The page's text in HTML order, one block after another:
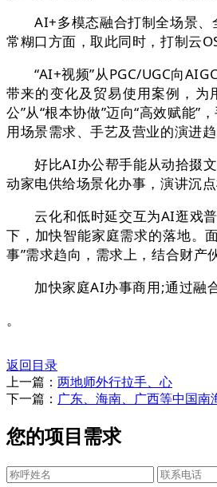
AI+多模态融合打制全场景、全
常糊口方面，取此同时，打制云
“AI+视频”从PGC/UGC向
带来的变化及贸易使用案例，为
公”从“根本协做”迈向“高效赋能
用场景需求、手艺及营业的演进趋
好比AI办公帮手能从动拾掇文
动家电供给场景化办事，演讲沉
云化和低时延交互为AI逛戏普
下，加快智能家庭需求的落地。
事”需求趋向，需求上，结合财产
加快家庭AI办事商用;通过融合
。
返回目录
上一篇： 两地师外行拉手、心
下一篇： 广东、海南、广西等中国南
您的项目需求